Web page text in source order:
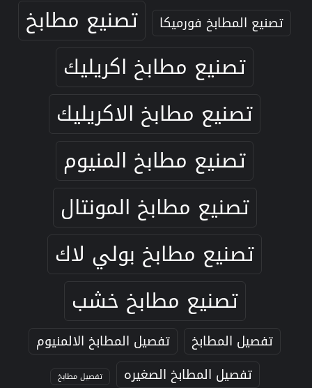
تصنيع المطابخ فورميكا
تصنيع مطابخ
تصنيع مطابخ اكريليك
تصنيع مطابخ الاكريليك
تصنيع مطابخ المنيوم
تصنيع مطابخ المونتال
تصنيع مطابخ بولي لاك
تصنيع مطابخ خشب
تفصيل المطابخ
تفصيل المطابخ الالمنيوم
تفصيل المطابخ الصغيره
تفصيل مطابخ